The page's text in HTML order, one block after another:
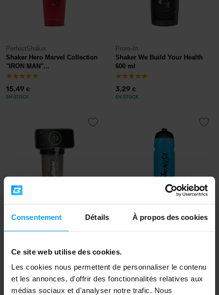
Consentement Détails À propos des cookies
Ce site web utilise des cookies.
Les cookies nous permettent de personnaliser le contenu
et les annonces, d'offrir des fonctionnalités relatives aux
médias sociaux et d'analyser notre trafic. Nous
PerfectShaker
Shaker Hero Marvel Collection
"IRON MAN"...
15,49 €
EN STOCK
Prom-In
Shaker We Build Your Health
600 ml
3,29 €
EN STOCK
BodyWorld
8,99 €
BioTech USA
3,90
-24% -24%